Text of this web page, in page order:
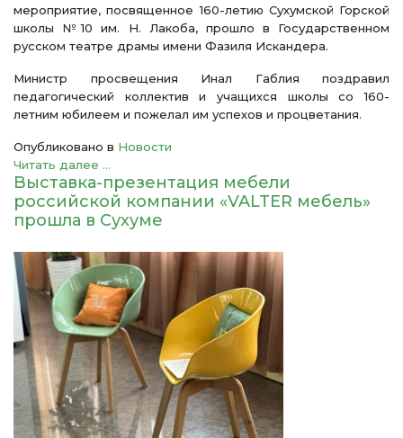
мероприятие, посвященное 160-летию Сухумской Горской
школы №10 им. Н. Лакоба, прошло в Государственном
русском театре драмы имени Фазиля Искандера.
Министр просвещения Инал Габлия поздравил
педагогический коллектив и учащихся школы со 160-
летним юбилеем и пожелал им успехов и процветания.
Опубликовано в Новости
Читать далее ...
Выставка-презентация мебели
российской компании «VALTER мебель»
прошла в Сухуме